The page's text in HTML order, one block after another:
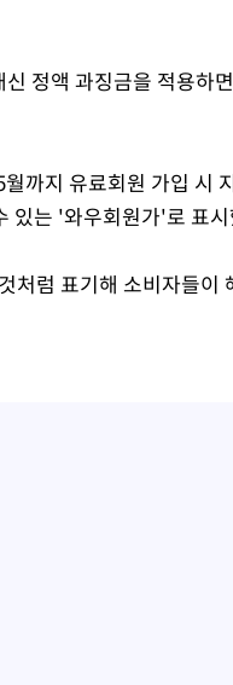
정액 과징금을 적용하
까지 유료회원 가입 시
있는 '와우회원가'로 표
럼 표기해 소비자들이